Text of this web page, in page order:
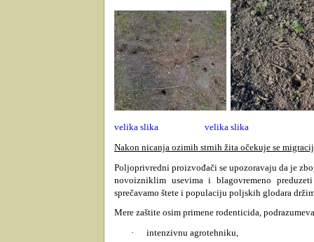
velika slika
velika slika
Nakon nicanja ozimih strnih žita očekuje se
Poljoprivredni proizvođači se upozoravaju da je
novoizniklim usevima i blagovremeno
sprečavamo štete i populaciju poljskih glodara
Mere zaštite osim primene rodenticida,
·
intenzivnu agrotehniku,